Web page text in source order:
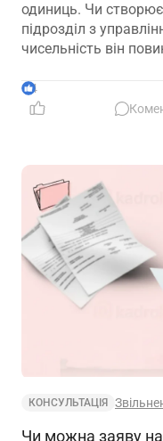
одиниць. Чи
підрозділ з
чисельність він
4
КОНСУЛЬТАЦІЯ
Чи можна заяву